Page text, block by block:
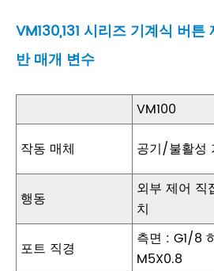
VM130,131 시리즈 기계식 버
반 매개 변수
VM100
작동 매체
공기/불활성
행동
외부 제어 직
치
포트 직경
측면 : G1/8
M5X0.8